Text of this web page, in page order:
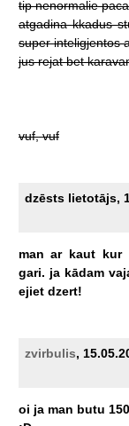
tip nenormalie
atgadina kkadus
super inteligjentos
jus rejat bet
vuf, vuf
dzēsts lietotājs,
man ar kaut kur
gari. ja kādam
ejiet dzert!
zvirbulis,
oi ja man butu 150